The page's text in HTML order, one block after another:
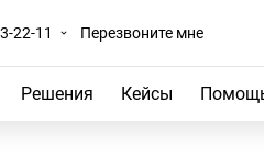
22-11 Перезвоните мне
Решения Кейсы